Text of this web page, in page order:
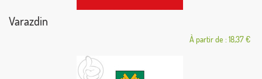
Varazdin
À partir de : 18,37 €